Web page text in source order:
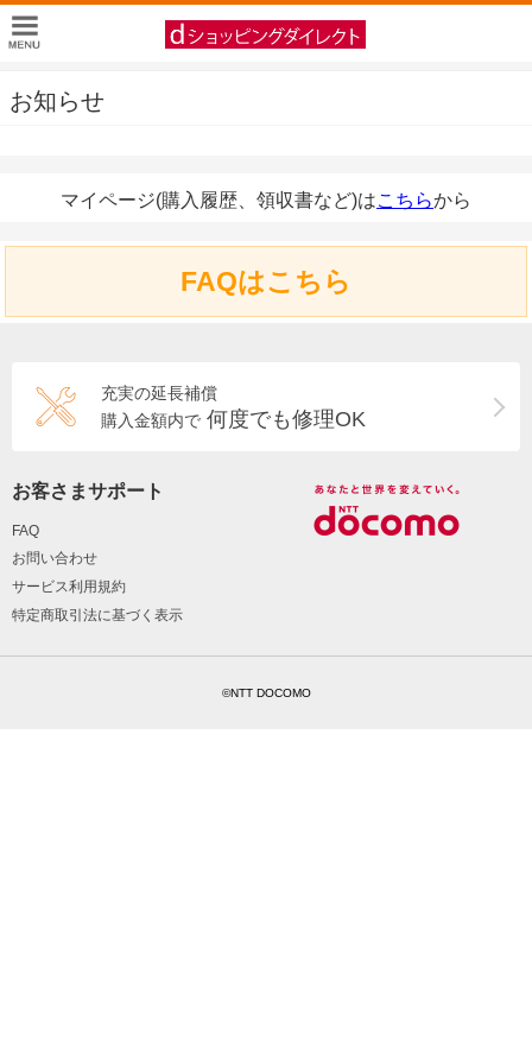
お知らせ
マイページ(購入履歴、領収書など)はこちらから
FAQはこちら
充実の延長補償
購入金額内で 何度でも修理OK
お客さまサポート
FAQ
お問い合わせ
サービス利用規約
特定商取引法に基づく表示
©NTT DOCOMO